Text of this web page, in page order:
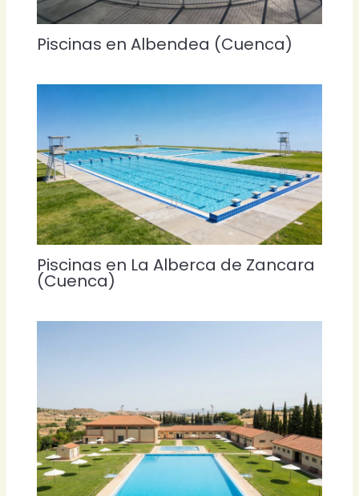
Piscinas en Albendea (Cuenca)
Piscinas en La Alberca de Zancara
(Cuenca)